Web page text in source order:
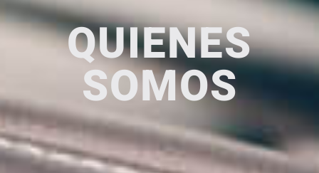
QUIENES
SOMOS